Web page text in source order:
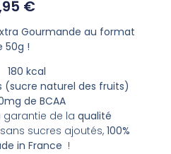
€
Gourmande au format
50g !
180 kcal
(sucre naturel des fruits)
de BCAA
garantie de la qualité
sucres ajoutés, 100%
in France !